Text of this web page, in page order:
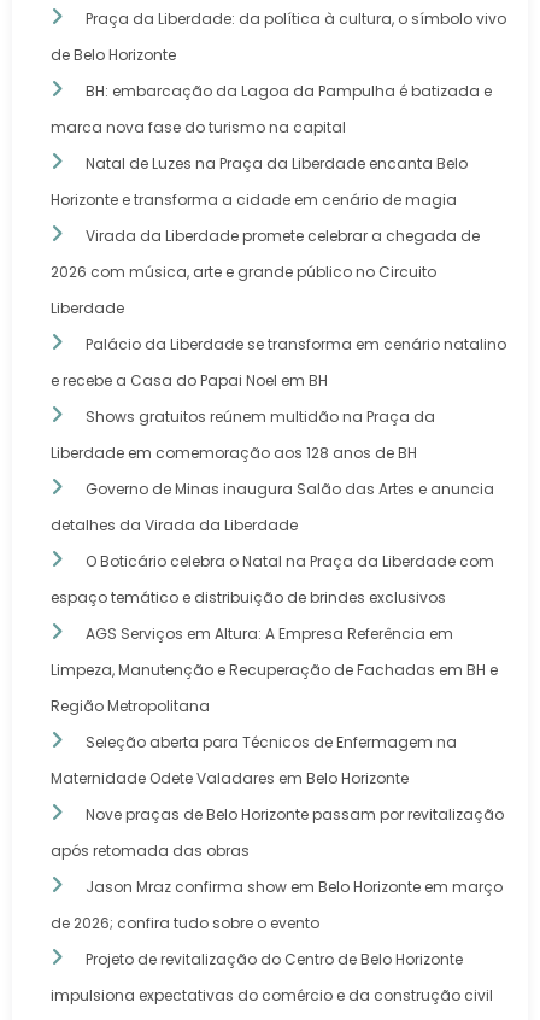
Praça da Liberdade: da política à cultura, o símbolo vivo
de Belo Horizonte
BH: embarcação da Lagoa da Pampulha é batizada e
marca nova fase do turismo na capital
Natal de Luzes na Praça da Liberdade encanta Belo
Horizonte e transforma a cidade em cenário de magia
Virada da Liberdade promete celebrar a chegada de
2026 com música, arte e grande público no Circuito
Liberdade
Palácio da Liberdade se transforma em cenário natalino
e recebe a Casa do Papai Noel em BH
Shows gratuitos reúnem multidão na Praça da
Liberdade em comemoração aos 128 anos de BH
Governo de Minas inaugura Salão das Artes e anuncia
detalhes da Virada da Liberdade
O Boticário celebra o Natal na Praça da Liberdade com
espaço temático e distribuição de brindes exclusivos
AGS Serviços em Altura: A Empresa Referência em
Limpeza, Manutenção e Recuperação de Fachadas em BH e
Região Metropolitana
Seleção aberta para Técnicos de Enfermagem na
Maternidade Odete Valadares em Belo Horizonte
Nove praças de Belo Horizonte passam por revitalização
após retomada das obras
Jason Mraz confirma show em Belo Horizonte em março
de 2026; confira tudo sobre o evento
Projeto de revitalização do Centro de Belo Horizonte
impulsiona expectativas do comércio e da construção civil